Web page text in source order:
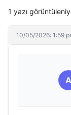
1 yazı
10/05/2026: 1:59
A